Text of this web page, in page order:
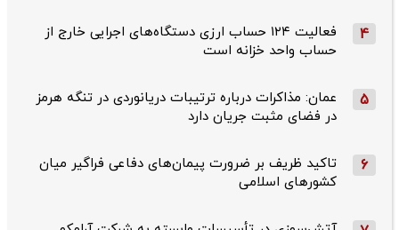
4
فعالیت ۱۲۴ حساب ارزی دستگاه‌های اجرایی خارج از
حساب واحد خزانه است
5
عمان: مذاکرات درباره ترتیبات دریانوردی در تنگه هرمز
در فضای مثبت جریان دارد
6
تاکید ظریف بر ضرورت پیمان‌های دفاعی فراگیر میان
کشورهای اسلامی